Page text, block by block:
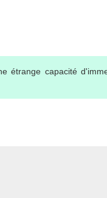
étrange capacité